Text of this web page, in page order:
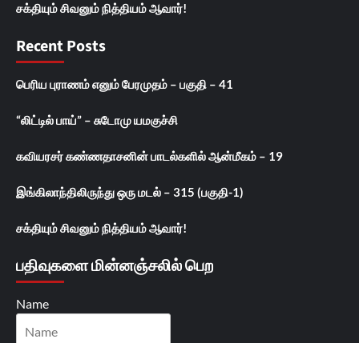
சக்தியும் சிவனும் நித்தியம் ஆவார்!
Recent Posts
பெரிய புராணம் எனும் பேரமுதம் – பகுதி – 41
“லிட்டில் பாய்” – சுடோமு யமகுச்சி
கவியரசர் கண்ணதாசனின் பாடல்களில் ஆன்மீகம் – 19
இங்கிலாந்திலிருந்து ஒரு மடல் – 315 (பகுதி-1)
சக்தியும் சிவனும் நித்தியம் ஆவார்!
பதிவுகளை மின்னஞ்சலில் பெற
Name